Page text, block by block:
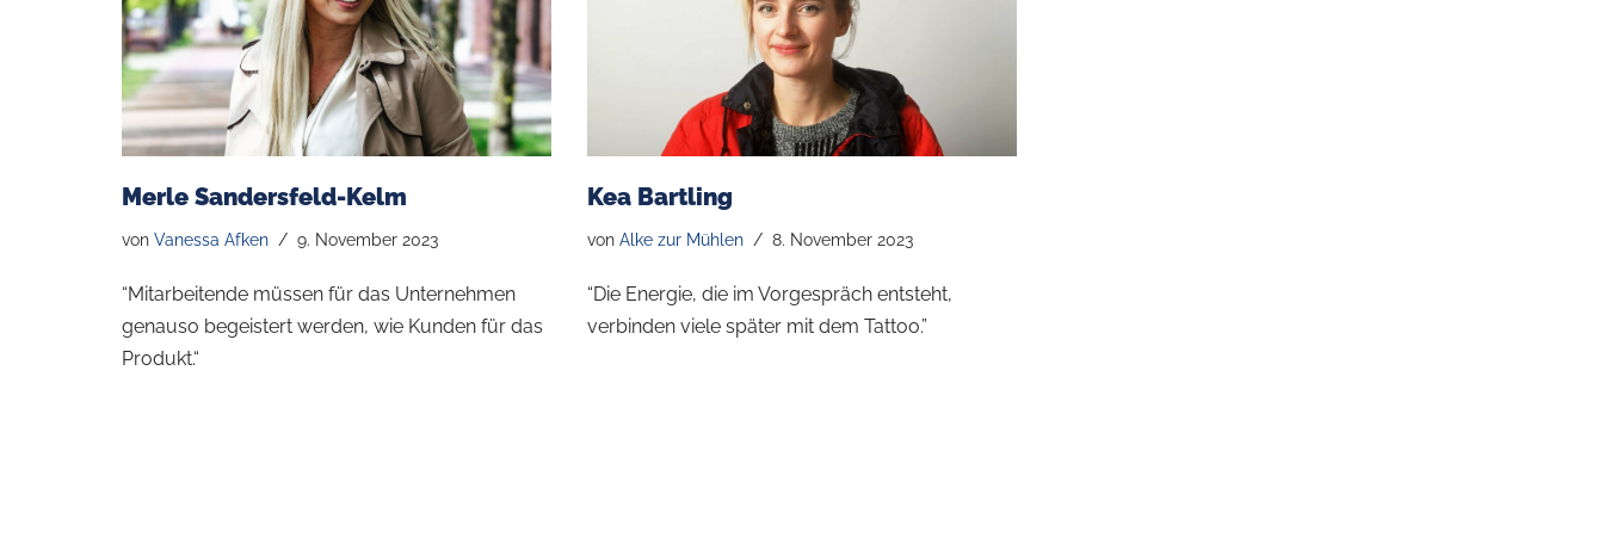
Merle Sandersfeld-Kelm
von Vanessa Afken 9. November 2023
“Mitarbeitende müssen für das Unternehmen
genauso begeistert werden, wie Kunden für das
Produkt.“
Kea Bartling
von Alke zur Mühlen 8. November 2023
“Die Energie, die im Vorgespräch entsteht,
verbinden viele später mit dem Tattoo.”